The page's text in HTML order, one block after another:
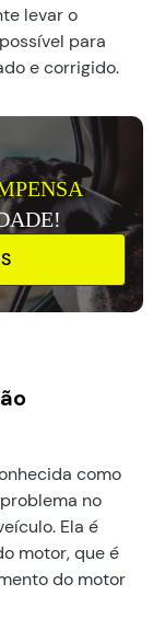
levar o
para
e corrigido.
como
no
Ela é
motor, que é
do motor